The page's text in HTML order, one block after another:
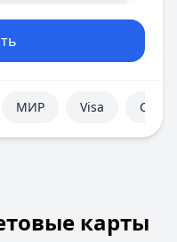
МИР Visa С
страница:1из16.
карты